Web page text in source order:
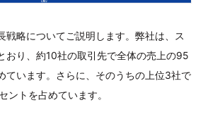
戦略についてご説明します。弊社は、ス
おり、約10社の取引先で全体の売上の95
ています。さらに、そのうちの上位3社で
ントを占めています。